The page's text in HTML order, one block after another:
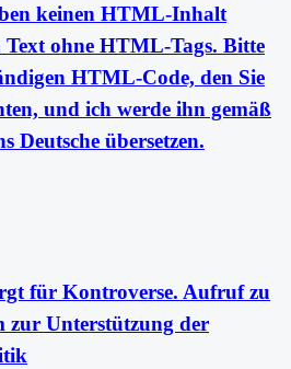
keinen HTML-Inhalt
Text ohne HTML-Tags. Bitte
HTML-Code, den Sie
und ich werde ihn gemäß
Deutsche übersetzen.
für Kontroverse. Aufruf zu
zur Unterstützung der